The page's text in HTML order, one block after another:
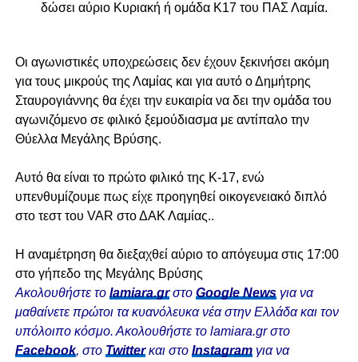
δώσει αύριο Κυριακή ή ομάδα Κ17 του ΠΑΣ Λαμία.
Οι αγωνιστικές υποχρεώσεις δεν έχουν ξεκινήσει ακόμη
για τους μικρούς της Λαμίας και για αυτό ο Δημήτρης
Σταυρογιάννης θα έχει την ευκαιρία να δει την ομάδα του
αγωνιζόμενο σε φιλικό ξεμούδιασμα με αντίπαλο την
Θύελλα Μεγάλης Βρύσης.
Αυτό θα είναι το πρώτο φιλικό της Κ-17, ενώ
υπενθυμίζουμε πως είχε προηγηθεί οικογενειακό διπλό
στο τεστ του VAR στο ΔΑΚ Λαμίας..
Η αναμέτρηση θα διεξαχθεί αύριο το απόγευμα στις 17:00
στο γήπεδο της Μεγάλης Βρύσης
Ακολουθήστε το lamiara.grστο Google Newsγια να
μαθαίνετε πρώτοι τα κυανόλευκα νέα στην Ελλάδα και τον
υπόλοιπο κόσμο. Ακολουθήστε το lamiara.gr στο
Facebook, στο Twitterκαι στο Instagram για να